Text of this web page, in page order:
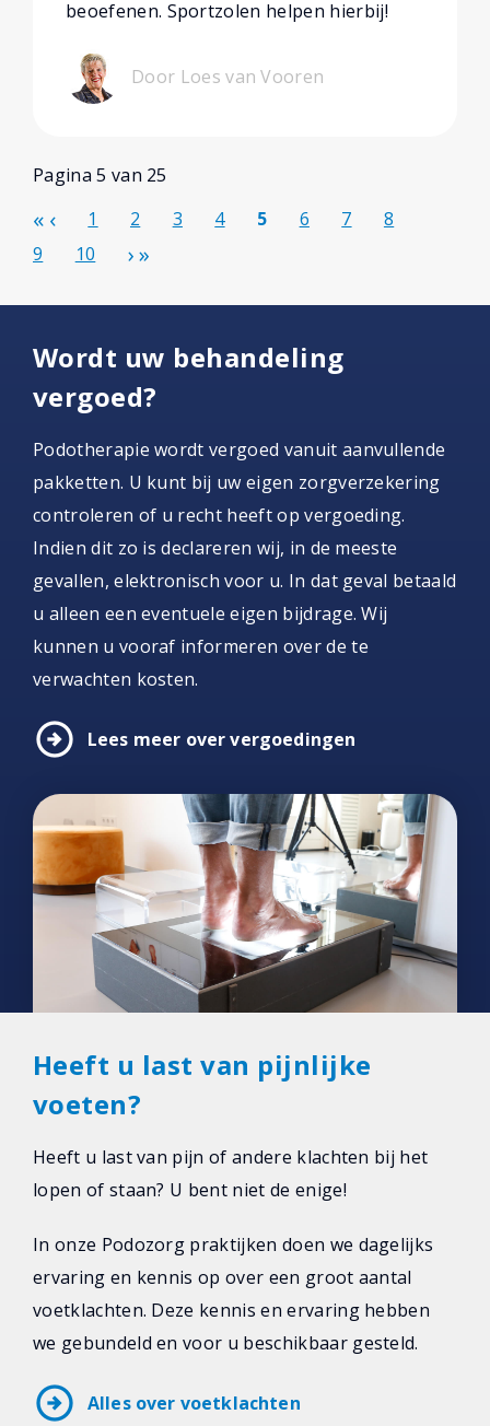
beoefenen. Sportzolen helpen hierbij!
Door Loes van Vooren
Pagina 5 van 25
1
2 3 4 5 6 7
8
9
10
Wordt uw behandeling
vergoed?
Podotherapie wordt vergoed vanuit aanvullende
pakketten. U kunt bij uw eigen zorgverzekering
controleren of u recht heeft op vergoeding.
Indien dit zo is declareren wij, in de meeste
gevallen, elektronisch voor u. In dat geval betaald
u alleen een eventuele eigen bijdrage. Wij
kunnen u vooraf informeren over de te
verwachten kosten.
arrow_circle_right Lees meer over vergoedingen
Heeft u last van pijnlijke
voeten?
Heeft u last van pijn of andere klachten bij het
lopen of staan? U bent niet de enige!
In onze Podozorg praktijken doen we dagelijks
ervaring en kennis op over een groot aantal
voetklachten. Deze kennis en ervaring hebben
we gebundeld en voor u beschikbaar gesteld.
arrow_circle_right Alles over voetklachten